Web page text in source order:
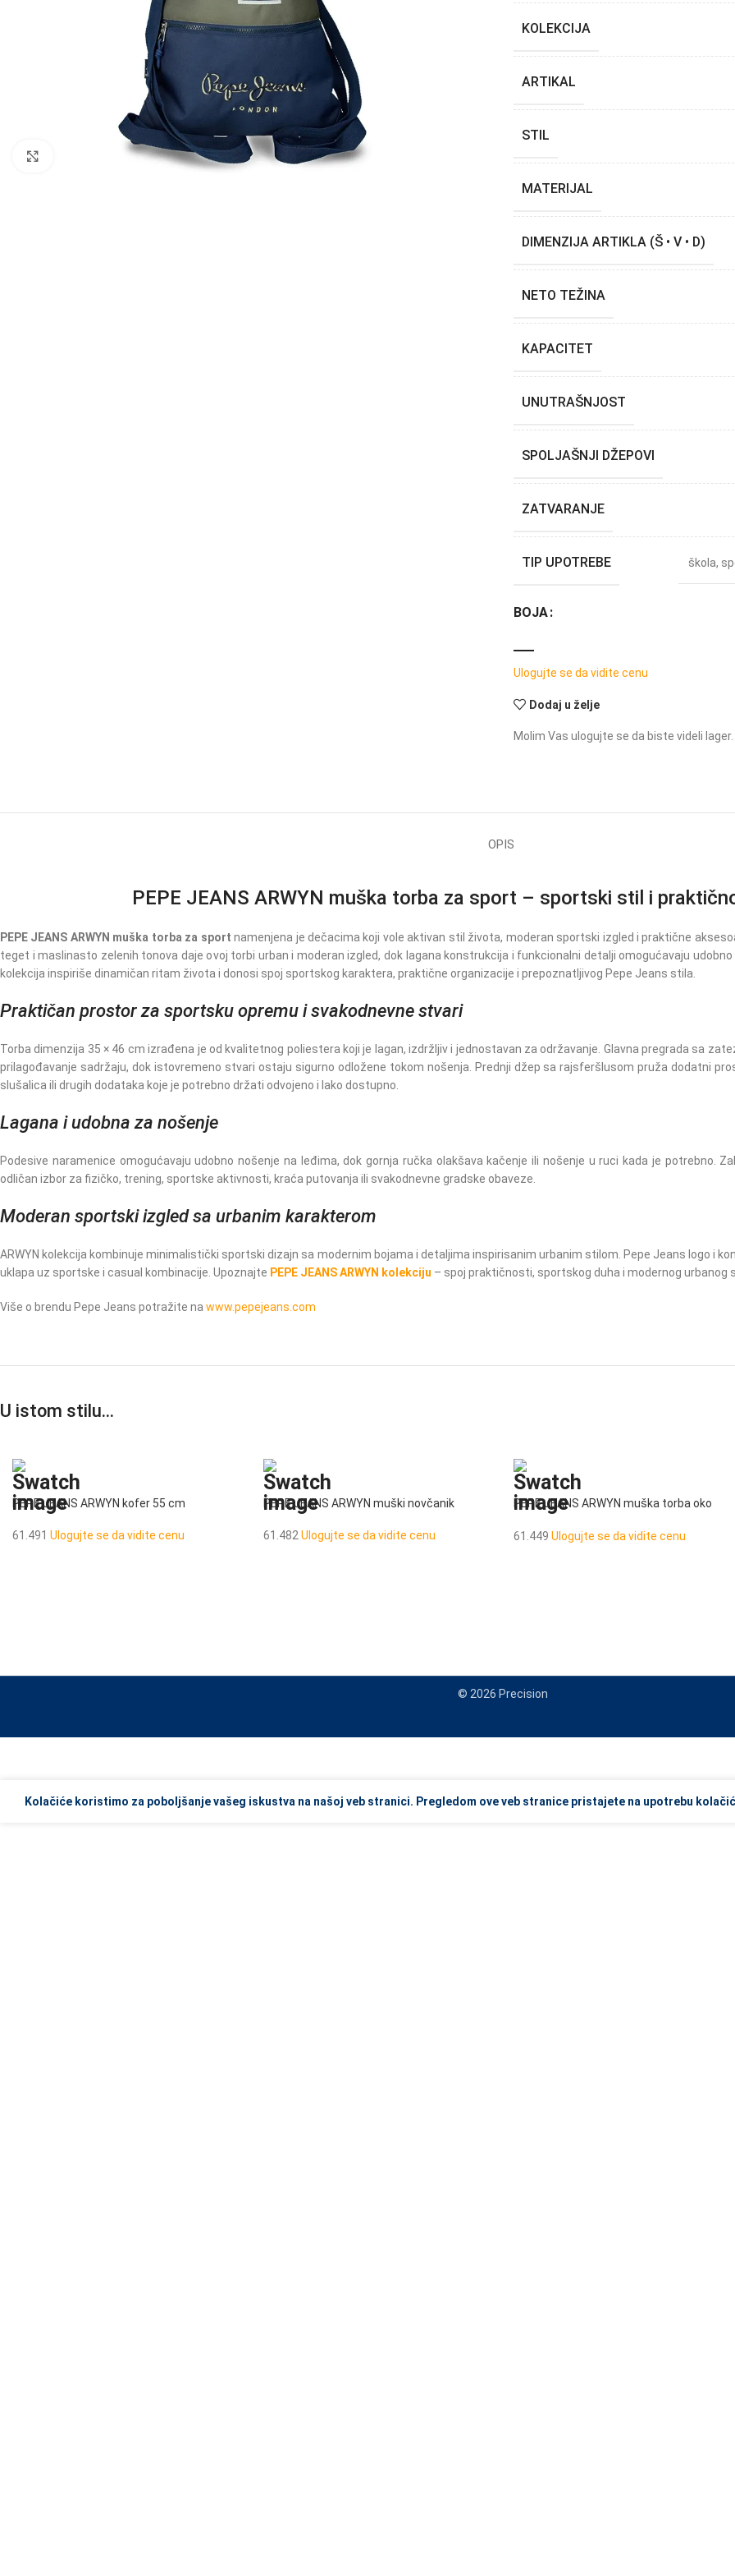
KOLEKCIJA
ARTIKAL
STIL
MATERIJAL
DIMENZIJA ARTIKLA (Š • V • D)
NETO TEŽINA
KAPACITET
UNUTRAŠNJOST
SPOLJAŠNJI DŽEPOVI
ZATVARANJE
TIP UPOTREBE škola,
BOJA
Ulogujte se da vidite cenu
Dodaj u želje
Molim Vas ulogujte se da biste videli lager.
OPIS
PEPE JEANS ARWYN muška torba za sport – sportski stil i
PEPE JEANS ARWYN muška torba za sport namenjena je dečacima koji vole aktivan stil života, moderan sportski izgled i praktične
teget i maslinasto zelenih tonova daje ovoj torbi urban i moderan izgled, dok lagana konstrukcija i funkcionalni detalji omogućavaju
kolekcija inspiriše dinamičan ritam života i donosi spoj sportskog karaktera, praktične organizacije i prepoznatljivog Pepe Jeans stila.
Praktičan prostor za sportsku opremu i svakodnevne stvari
Torba dimenzija 35 × 46 cm izrađena je od kvalitetnog poliestera koji je lagan, izdržljiv i jednostavan za održavanje. Glavna pregrada sa
prilagođavanje sadržaju, dok istovremeno stvari ostaju sigurno odložene tokom nošenja. Prednji džep sa rajsferšlusom pruža dodatni
slušalica ili drugih dodataka koje je potrebno držati odvojeno i lako dostupno.
Lagana i udobna za nošenje
Podesive naramenice omogućavaju udobno nošenje na leđima, dok gornja ručka olakšava kačenje ili nošenje u ruci kada je potrebno.
odličan izbor za fizičko, trening, sportske aktivnosti, kraća putovanja ili svakodnevne gradske obaveze.
Moderan sportski izgled sa urbanim karakterom
ARWYN kolekcija kombinuje minimalistički sportski dizajn sa modernim bojama i detaljima inspirisanim urbanim stilom. Pepe Jeans logo i
uklapa uz sportske i casual kombinacije. Upoznajte PEPE JEANS ARWYN kolekciju – spoj praktičnosti, sportskog duha i modernog urbanog
Više o brendu Pepe Jeans potražite na www.pepejeans.com
U istom stilu…
PEPE JEANS ARWYN kofer 55 cm
61.491 Ulogujte se da vidite cenu
PEPE JEANS ARWYN muški novčanik
61.482 Ulogujte se da vidite cenu
PEPE JEANS ARWYN muška torba oko
61.449 Ulogujte se da vidite cenu
© 2026 Precision
Kolačiće koristimo za poboljšanje vašeg iskustva na našoj veb stranici. Pregledom ove veb stranice pristajete na upotrebu